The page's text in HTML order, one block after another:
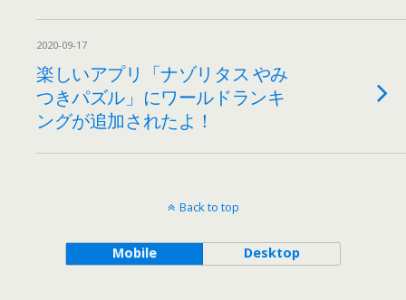
2020-09-17
楽しいアプリ「ナゾリタス やみ
つきパズル」にワールドランキ
ングが追加されたよ！
Back to top
Mobile Desktop